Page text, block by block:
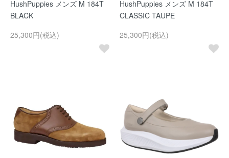
HushPuppies メンズ M 184T
BLACK
25,300円(税込)
HushPuppies メンズ M 184T
CLASSIC TAUPE
25,300円(税込)